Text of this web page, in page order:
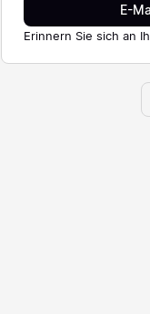
E-
Erinnern Sie sich an